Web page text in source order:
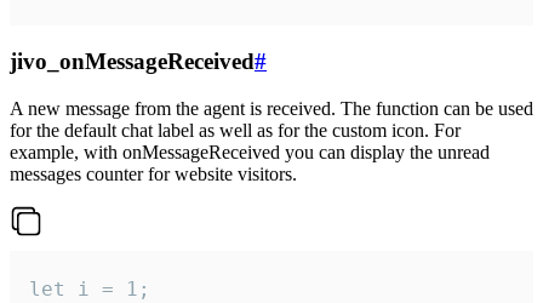
jivo_onMessageReceived#
A new message from the agent is received. The function can be used
for the default chat label as well as for the custom icon. For
example, with onMessageReceived you can display the unread
messages counter for website visitors.
let i = 1;